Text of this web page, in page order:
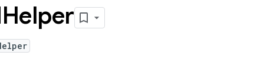
Helper